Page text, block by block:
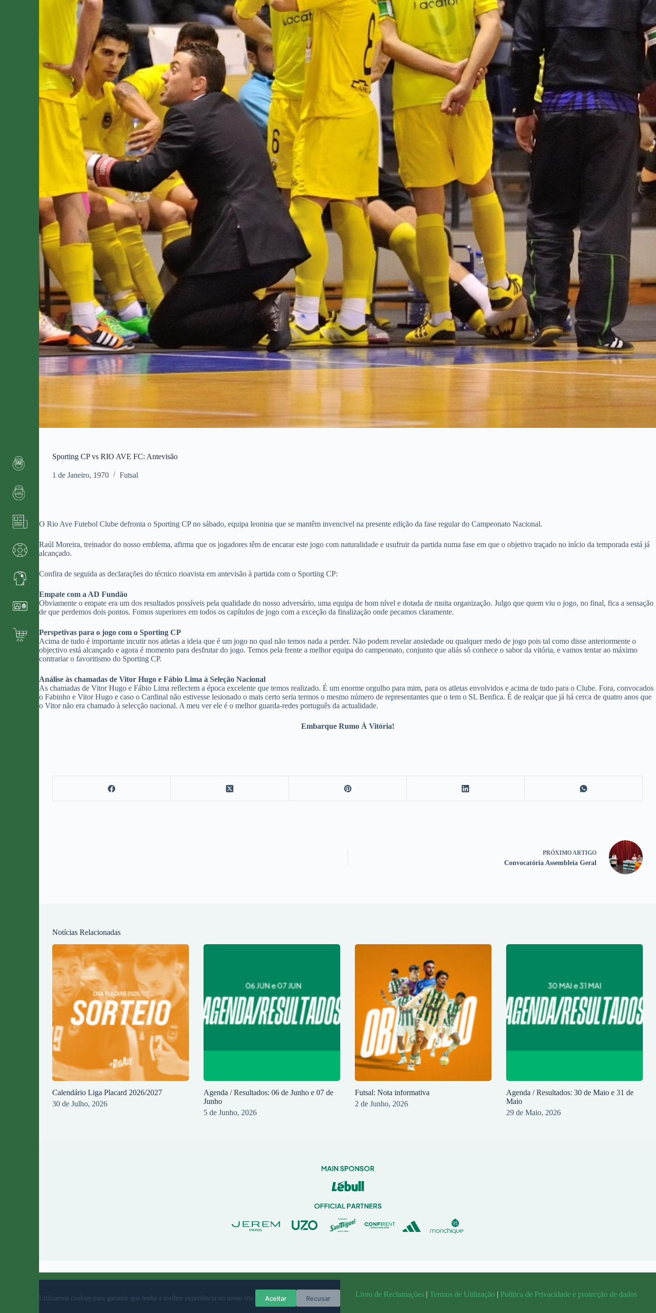
Utilizamos cookies para garantir que tenha a melhor experiência no nosso site. Aceitar Recusar
Sporting CP vs RIO AVE FC: Antevisão
1 de Janeiro, 1970 Futsal
O Rio Ave Futebol Clube defronta o Sporting CP no sábado, equipa leonina que se mantêm invencivel na presente edição da fase regular do Campeonato Nacional.
Raúl Moreira, treinador do nosso emblema, afirma que os jogadores têm de encarar este jogo com naturalidade e usufruir da partida numa fase em que o objetivo traçado no início da temporada está já
alcançado.
Confira de seguida as declarações do técnico rioavista em antevisão à partida com o Sporting CP:
Empate com a AD Fundão
Obviamente o empate era um dos resultados possíveis pela qualidade do nosso adversário, uma equipa de bom nível e dotada de muita organização. Julgo que quem viu o jogo, no final, fica a sensação
de que perdemos dois pontos. Fomos superiores em todos os capítulos de jogo com a exceção da finalização onde pecamos claramente.
Perspetivas para o jogo com o Sporting CP
Acima de tudo é importante incutir nos atletas a ideia que é um jogo no qual não temos nada a perder. Não podem revelar ansiedade ou qualquer medo de jogo pois tal como disse anteriormente o
objectivo está alcançado e agora é momento para desfrutar do jogo. Temos pela frente a melhor equipa do campeonato, conjunto que aliás só conhece o sabor da vitória, e vamos tentar ao máximo
contrariar o favoritismo do Sporting CP.
Análise às chamadas de Vitor Hugo e Fábio Lima à Seleção Nacional
As chamadas de Vitor Hugo e Fábio Lima reflectem a época excelente que temos realizado. É um enorme orgulho para mim, para os atletas envolvidos e acima de tudo para o Clube. Fora, convocados
o Fabinho e Vitor Hugo e caso o Cardinal não estivesse lesionado o mais certo seria termos o mesmo número de representantes que o tem o SL Benfica. É de realçar que já há cerca de quatro anos que
o Vitor não era chamado à selecção nacional. A meu ver ele é o melhor guarda-redes português da actualidade.
Embarque Rumo À Vitória!
PRÓXIMO ARTIGO
Convocatória Assembleia Geral
Notícias Relacionadas
Calendário Liga Placard 2026/2027
30 de Julho, 2026
Agenda / Resultados: 06 de Junho e 07 de
Junho
5 de Junho, 2026
Futsal: Nota informativa
2 de Junho, 2026
Agenda / Resultados: 30 de Maio e 31 de
Maio
29 de Maio, 2026
© 2023 Rio Ave Futebol Clube Desenvolvido por Livro de Reclamações | Termos de Utilização | Política de Privacidade e protecção de dados